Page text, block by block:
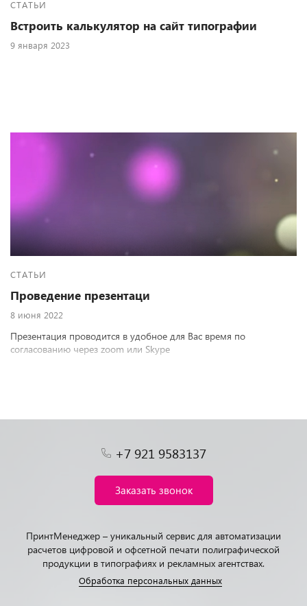
СТАТЬИ
Встроить калькулятор на сайт типографии
9 января 2023
СТАТЬИ
Проведение презентаци
8 июня 2022
Презентация проводится в удобное для Вас время по
согласованию через zoom или Skype
+7 921 9583137
Заказать звонок
ПринтМенеджер – уникальный сервис для автоматизации
расчетов цифровой и офсетной печати полиграфической
продукции в типографиях и рекламных агентствах.
Обработка персональных данных